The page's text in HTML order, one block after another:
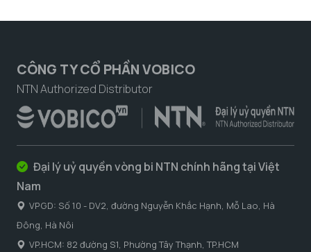
CÔNG TY CỔ PHẦN VOBICO
NTN Authorized Distributor
Đại lý uỷ quyền vòng bi NTN chính hãng tại Việt
Nam
VPGD: Số 10 - DV2, đường Nguyễn Khắc Hạnh, Mỗ Lao, Hà
Đông, Hà Nôi
VP.HCM: 82 đường S1, Phường Tây Thạnh, TP.HCM